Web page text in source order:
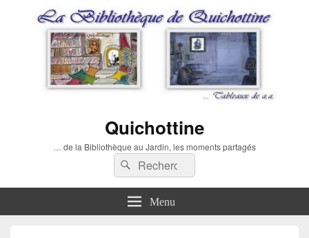
Quichottine
… de la Bibliothèque au Jardin, les moments partagés
Recherche :
Rechercher
Menu